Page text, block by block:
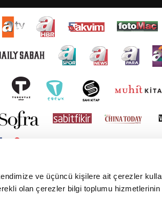
ve üçüncü kişilere ait çerezler
olan çerezler bilgi toplumu hizmetlerinin